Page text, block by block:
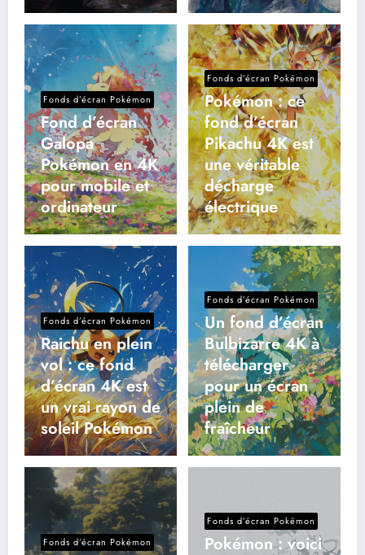
Fonds d’écran Pokémon
Fond d’écran
Galopa
Pokémon en 4K
pour mobile et
ordinateur
Fonds d’écran Pokémon
Pokémon : ce
fond d’écran
Pikachu 4K est
une véritable
décharge
électrique
Fonds d’écran Pokémon
Raichu en plein
vol : ce fond
d’écran 4K est
un vrai rayon de
soleil Pokémon
Fonds d’écran Pokémon
Un fond d’écran
Bulbizarre 4K à
télécharger
pour un écran
plein de
fraîcheur
Fonds d’écran Pokémon
Fonds d’écran Pokémon
Pokémon : voici